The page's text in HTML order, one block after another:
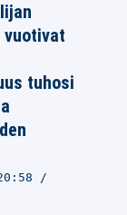
tuhosi